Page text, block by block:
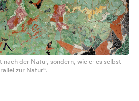
nach der Natur, sondern, wie er es selbst
zur Natur“.